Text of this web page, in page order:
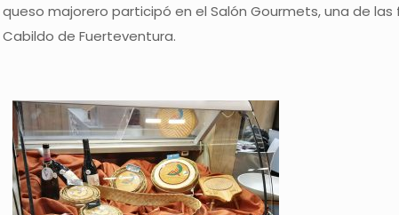
majorero participó en el Salón Gourmets, una de
de Fuerteventura.